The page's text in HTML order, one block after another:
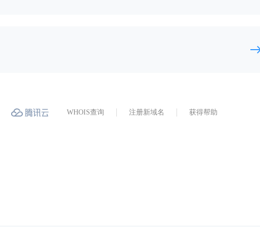
WHOIS查询 注册新域名 获得帮助